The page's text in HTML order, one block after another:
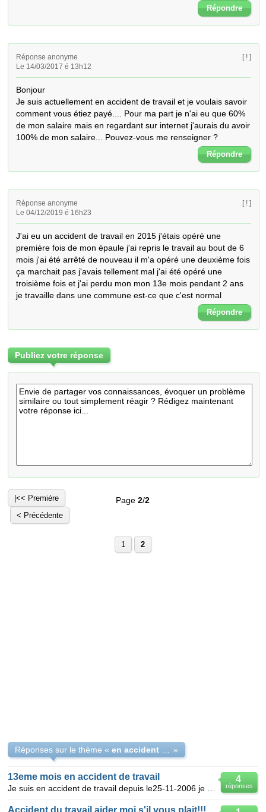
Répondre
Réponse anonyme
Le 14/03/2017 é 13h12
[ ! ]
Bonjour
Je suis actuellement en accident de travail et je voulais savoir
comment vous étiez payé.... Pour ma part je n'ai eu que 60%
de mon salaire mais en regardant sur internet j'aurais du avoir
100% de mon salaire... Pouvez-vous me renseigner ?
Répondre
Réponse anonyme
Le 04/12/2019 é 16h23
[ ! ]
J'ai eu un accident de travail en 2015 j'étais opéré une
première fois de mon épaule j'ai repris le travail au bout de 6
mois j'ai été arrêté de nouveau il m'a opéré une deuxième fois
ça marchait pas j'avais tellement mal j'ai été opéré une
troisième fois et j'ai perdu mon mon 13e mois pendant 2 ans
je travaille dans une commune est-ce que c'est normal
Répondre
Publiez votre réponse
|<< Premiére
< Précédente
Page2/2
1 2
Réponses sur le thème « »
4
réponses
13eme mois en accident de travail
Accident du travail aider moi s'il vous plait!!!